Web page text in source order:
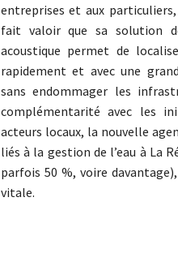
entreprises et aux
fait valoir que sa solution
acoustique permet de
rapidement et avec une
sans endommager les
complémentarité avec les
acteurs locaux, la nouvelle
liés à la gestion de l’eau à La
parfois 50 %, voire
vitale.